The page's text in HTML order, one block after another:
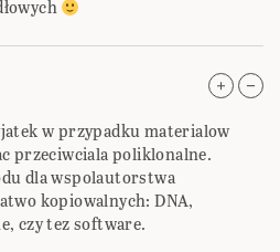
w przypadku materialow
przeciwciala poliklonalne.
dla wspolautorstwa
kopiowalnych: DNA,
czy tez software.